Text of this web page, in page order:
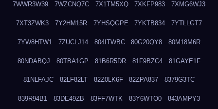
7WWR3W39 7WZCNQ7C 7X1TM5XQ 7XKFP983 7XMG6WJ3
7XT3ZWK3 7Y2HM15R 7YHSQGPE 7YKTB834 7YTLLGT7
7YW8HTW1 7ZUCLJ14 804ITWBC 80G20QY8 80M18M6R
80NDABQJ 80TBA1GP 81B6R5DR 81F9BZC4 81GAYE1F
81NLFAJC 82LF82LT 82Z0LK6F 82ZPA837 8379G3TC
839R94B1 83DE49ZB 83FF7WTK 83Y6WTO0 843AMPY3